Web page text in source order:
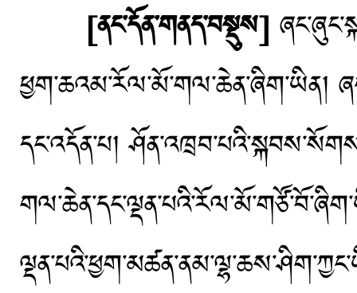
[ནང་དོན་གནད་བསྡུས]
ཕྱག་ཆའམ་རོལ་མོ་གལ་ཆེན་ཞིག་ཡིན།
དང་འདོན་པ།